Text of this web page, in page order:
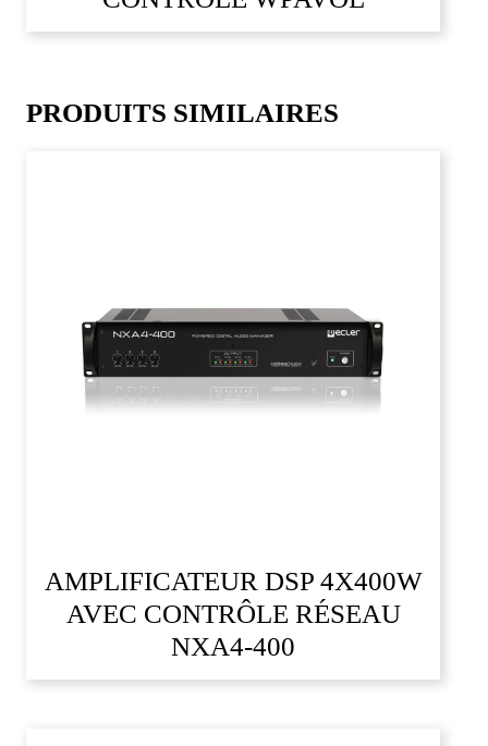
PRODUITS SIMILAIRES
AMPLIFICATEUR DSP 4X400W
AVEC CONTRÔLE RÉSEAU
NXA4-400